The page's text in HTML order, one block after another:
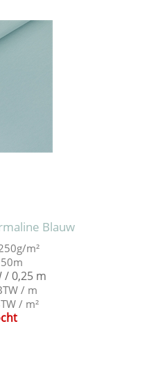
Blauw
m²
/ 0,25 m
/ m
/ m²